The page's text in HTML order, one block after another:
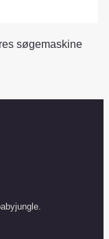
søgemaskine